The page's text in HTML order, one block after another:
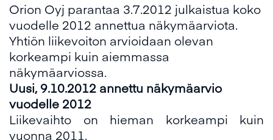
Orion Oyj parantaa 3.7.2012 julkaistua koko
vuodelle 2012 annettua näkymäarviota.
Yhtiön liikevoiton arvioidaan olevan
korkeampi kuin aiemmassa
näkymäarviossa.
Uusi, 9.10.2012 annettu näkymäarvio
vuodelle 2012
Liikevaihto on hieman korkeampi kuin
vuonna 2011.